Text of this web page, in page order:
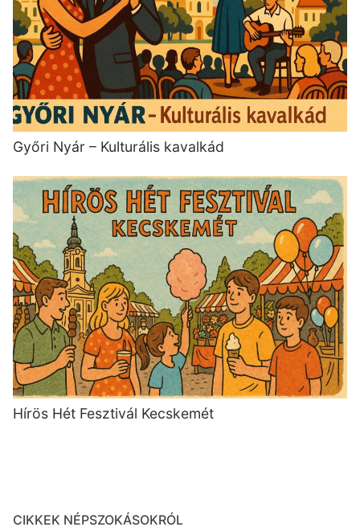
Győri Nyár – Kulturális kavalkád
Hírös Hét Fesztivál Kecskemét
CIKKEK NÉPSZOKÁSOKRÓL